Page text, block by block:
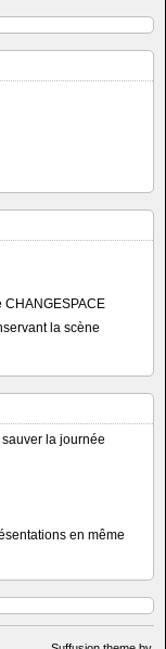
CHANGESPACE
la scène
la journée
en même